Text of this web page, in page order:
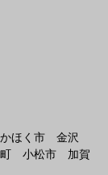
ほく市 金沢
小松市 加賀